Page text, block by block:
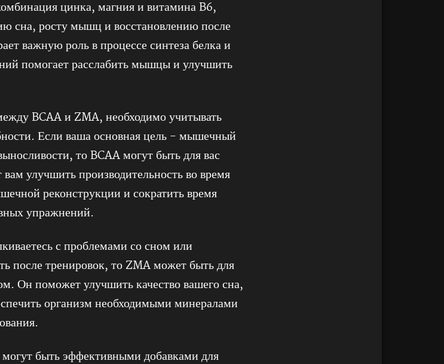
цинка, магния и витамина B6,
сна, росту мышц и восстановлению после
важную роль в процессе синтеза белка и
помогает расслабить мышцы и улучшить
BCAA и ZMA, необходимо учитывать
Если ваша основная цель - мышечный
то BCAA могут быть для вас
улучшить производительность во время
реконструкции и сократить время
упражнений.
с проблемами со сном или
после тренировок, то ZMA может быть для
Он поможет улучшить качество вашего сна,
организм необходимыми минералами
быть эффективными добавками для